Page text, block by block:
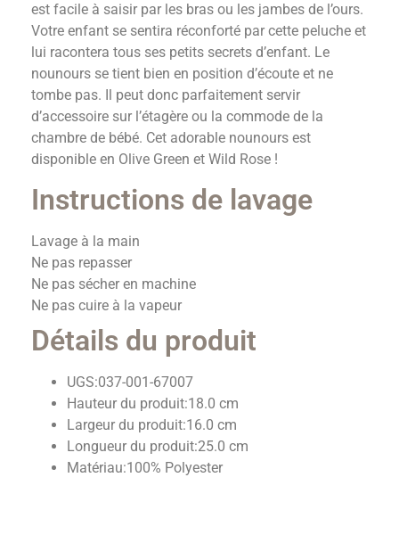
est facile à saisir par les bras ou les jambes de l’ours.
Votre enfant se sentira réconforté par cette peluche et
lui racontera tous ses petits secrets d’enfant. Le
nounours se tient bien en position d’écoute et ne
tombe pas. Il peut donc parfaitement servir
d’accessoire sur l’étagère ou la commode de la
chambre de bébé. Cet adorable nounours est
disponible en Olive Green et Wild Rose !
Instructions de lavage
Lavage à la main
Ne pas repasser
Ne pas sécher en machine
Ne pas cuire à la vapeur
Détails du produit
UGS:037-001-67007
Hauteur du produit:18.0 cm
Largeur du produit:16.0 cm
Longueur du produit:25.0 cm
Matériau:100% Polyester